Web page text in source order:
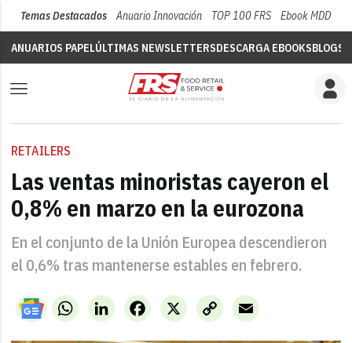
Temas Destacados Anuario Innovación TOP 100 FRS Ebook MDD
ANUARIOS PAPELÚLTIMAS NEWSLETTERSDESCARGA EBOOKSBLOGS
RETAILERS
Las ventas minoristas cayeron el
0,8% en marzo en la eurozona
En el conjunto de la Unión Europea descendieron
el 0,6% tras mantenerse estables en febrero.
WhatsAppLinkedIn X
Facebook
Copy
Link
Email